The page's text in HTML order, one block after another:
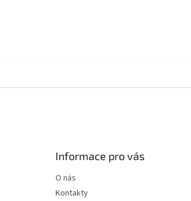
Informace pro vás
O nás
Kontakty